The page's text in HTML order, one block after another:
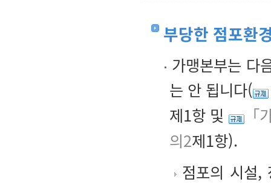
부당한 점포환
가맹본부는 다
는 안 됩니다(
제1항 및
「
의2제1항).
점포의 시설,